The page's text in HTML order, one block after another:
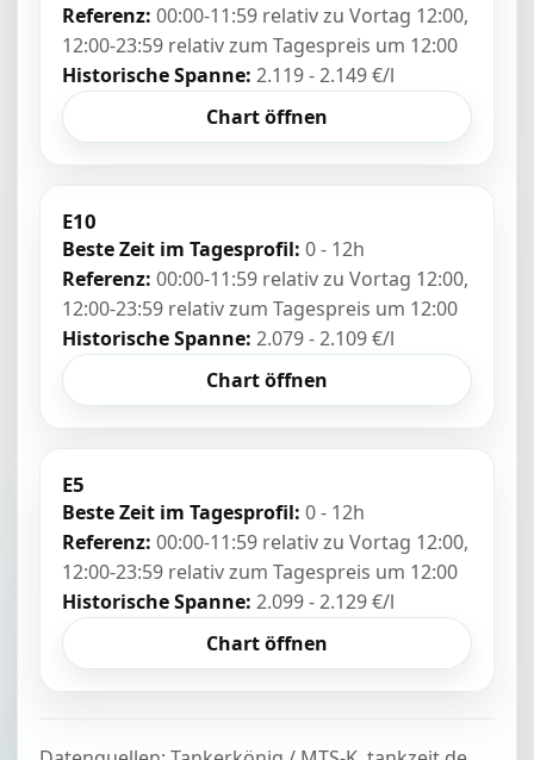
Referenz: 00:00-11:59 relativ zu Vortag 12:00,
12:00-23:59 relativ zum Tagespreis um 12:00
Historische Spanne: 2.119 - 2.149 €/l
Chart öffnen
E10
Beste Zeit im Tagesprofil: 0 - 12h
Referenz: 00:00-11:59 relativ zu Vortag 12:00,
12:00-23:59 relativ zum Tagespreis um 12:00
Historische Spanne: 2.079 - 2.109 €/l
Chart öffnen
E5
Beste Zeit im Tagesprofil: 0 - 12h
Referenz: 00:00-11:59 relativ zu Vortag 12:00,
12:00-23:59 relativ zum Tagespreis um 12:00
Historische Spanne: 2.099 - 2.129 €/l
Chart öffnen